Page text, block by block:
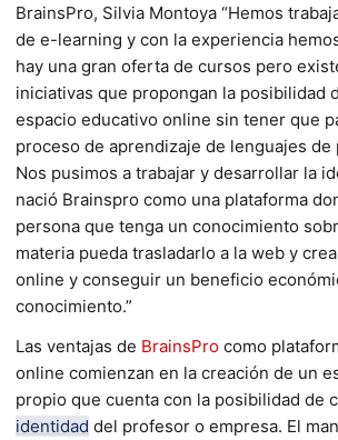
BrainsPro, Silvia Montoya “Hemos
de e-learning y con la experiencia
hay una gran oferta de cursos pero
iniciativas que propongan la posibilidad
espacio educativo online sin tener que
proceso de aprendizaje de lenguajes de
Nos pusimos a trabajar y desarrollar la
nació Brainspro como una plataforma
persona que tenga un conocimiento
materia pueda trasladarlo a la web y
online y conseguir un beneficio
conocimiento.”
Las ventajas de BrainsPro como
online comienzan en la creación de un
propio que cuenta con la posibilidad de
identidad del profesor o empresa. El